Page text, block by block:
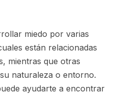
miedo por varias
están relacionadas
mientras que otras
naturaleza o entorno.
ayudarte a encontrar